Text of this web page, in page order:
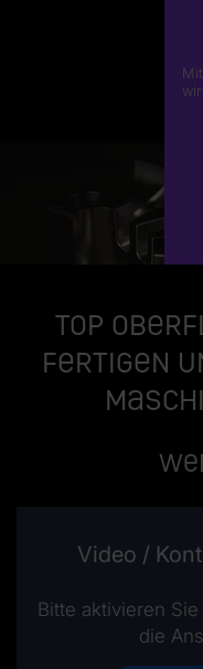
Top
fertigen
Video /
Bitte aktivieren
die